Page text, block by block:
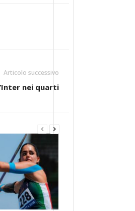
Articolo successivo
nei quarti